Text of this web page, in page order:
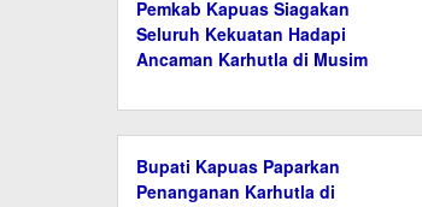
Pemkab Kapuas Siagakan
Seluruh Kekuatan Hadapi
Ancaman Karhutla di Musim
Bupati Kapuas Paparkan
Penanganan Karhutla di